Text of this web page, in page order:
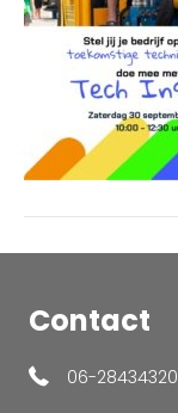
Contact
06-28434320